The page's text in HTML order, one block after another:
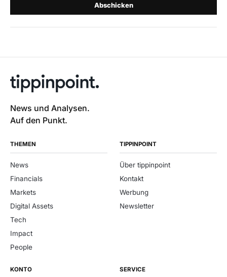
Abschicken
News und Analysen.
Auf den Punkt.
THEMEN
News
Financials
Markets
Digital Assets
Tech
Impact
People
TIPPINPOINT
Über tippinpoint
Kontakt
Werbung
Newsletter
KONTO SERVICE